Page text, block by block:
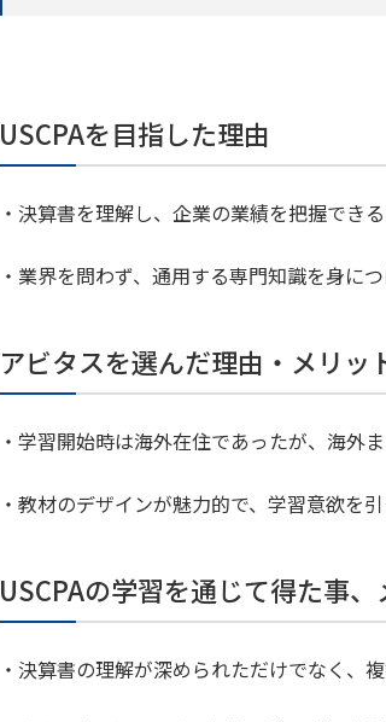
USCPAを目指した理由
・決算書を理解し、企業の業績を把握でき
・業界を問わず、通用する専門知識を身につ
アビタスを選んだ理由・メリッ
・学習開始時は海外在住であったが、海外
・教材のデザインが魅力的で、学習意欲を
USCPAの学習を通じて得た事
・決算書の理解が深められただけでなく、